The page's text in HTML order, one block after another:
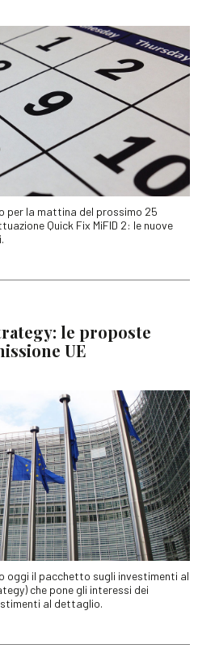
per la mattina del prossimo 25
Quick Fix MiFID 2: le nuove
le proposte
UE
oggi il pacchetto sugli investimenti al
che pone gli interessi dei
al dettaglio.